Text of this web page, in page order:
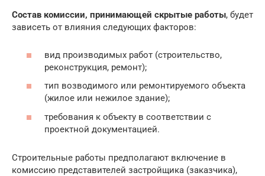
Состав комиссии, принимающей скрытые работы, будет
зависеть от влияния следующих факторов:
вид производимых работ (строительство,
реконструкция, ремонт);
тип возводимого или ремонтируемого объекта
(жилое или нежилое здание);
требования к объекту в соответствии с
проектной документацией.
Строительные работы предполагают включение в
комиссию представителей застройщика (заказчика),